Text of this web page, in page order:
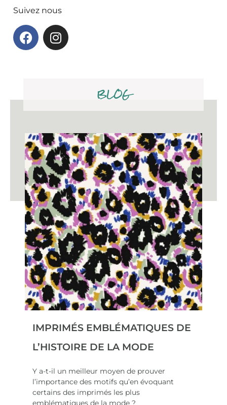
Suivez nous
BLOG
IMPRIMÉS EMBLÉMATIQUES DE
L’HISTOIRE DE LA MODE
Y a-t-il un meilleur moyen de prouver
l’importance des motifs qu’en évoquant
certains des imprimés les plus
emblématiques de la mode ?